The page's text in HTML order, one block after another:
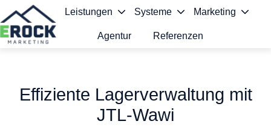
Leistungen Systeme Marketing
Agentur Referenzen
Effiziente Lagerverwaltung mit
JTL-Wawi